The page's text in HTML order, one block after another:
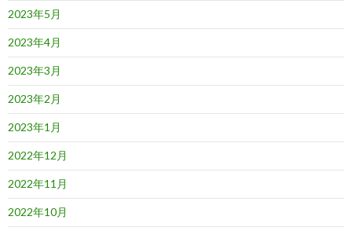
2023年5月
2023年4月
2023年3月
2023年2月
2023年1月
2022年12月
2022年11月
2022年10月